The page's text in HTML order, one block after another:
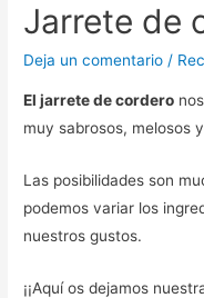
Jarrete de
Deja un comentario /
El jarrete de cordero
muy sabrosos, melosos
Las posibilidades son
podemos variar los
nuestros gustos.
¡¡Aquí os dejamos